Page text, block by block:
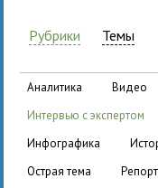
Рубрики Темы
аналитика видео
интервью с экспертом
инфографика
острая тема